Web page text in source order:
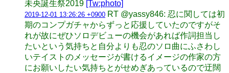
未央誕生祭2019 [Tw:photo]
2019-12-01 13:26:26 +0900 RT @yassy846: 忍に関しては初
期のコンプガチャからずっと応援していたのですがそ
れが故にぜひソロデビューの機会があれば作詞担当し
たいという気持ちと自分よりも忍のソロ曲にふさわし
いテイストのメッセージが書けるイメージの作家の方
にお願いしたい気持ちとがせめぎあっているので迂闊